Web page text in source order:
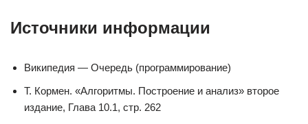
Источники информации
Википедия — Очередь (программирование)
Т. Кормен. «Алгоритмы. Построение и анализ» второе
издание, Глава 10.1, стр. 262